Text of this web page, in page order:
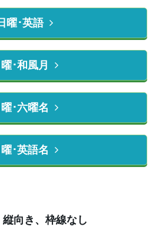
曜･英語
･和風月
曜･六曜名
曜･英語名
縦向き、枠線なし